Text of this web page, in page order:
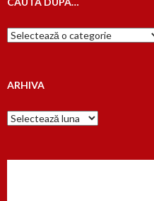
Cauta
dupa…
ARHIVA
Arhiva